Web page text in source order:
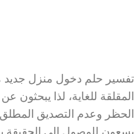
تفسير حلم دخول منزل جديد
المقلقة للغاية، لذا
الحظر وعدم التصديق المطلق
يسعون للوصول إلى